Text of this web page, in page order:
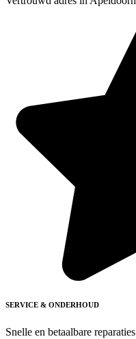
SERVICE & ONDERHOUD
Snelle en betaalbare reparaties